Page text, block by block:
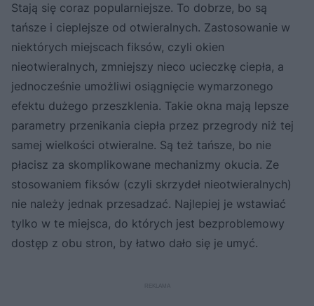
Stają się coraz popularniejsze. To dobrze, bo są
tańsze i cieplejsze od otwieralnych. Zastosowanie w
niektórych miejscach fiksów, czyli okien
nieotwieralnych, zmniejszy nieco ucieczkę ciepła, a
jednocześnie umożliwi osiągnięcie wymarzonego
efektu dużego przeszklenia. Takie okna mają lepsze
parametry przenikania ciepła przez przegrody niż tej
samej wielkości otwieralne. Są też tańsze, bo nie
płacisz za skomplikowane mechanizmy okucia. Ze
stosowaniem fiksów (czyli skrzydeł nieotwieralnych)
nie należy jednak przesadzać. Najlepiej je wstawiać
tylko w te miejsca, do których jest bezproblemowy
dostęp z obu stron, by łatwo dało się je umyć.